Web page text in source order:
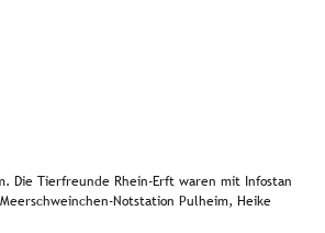
Die Tierfreunde Rhein-Erft waren mit Infostand
Notstation Pulheim, Heike